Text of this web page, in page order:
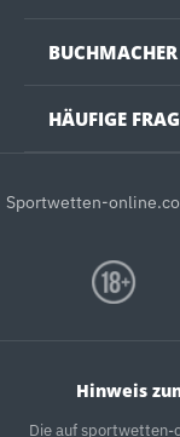
HÄUFIGE
Sportwetten-
Hinweis
Die auf